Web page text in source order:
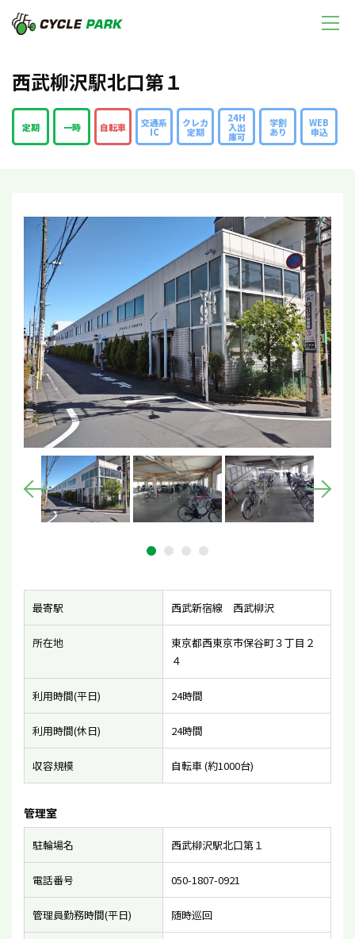
西武柳沢駅北口第１
定期 一時 自転車 交通系
IC
クレカ
定期
24H
入出
庫可
学割
あり
WEB
申込
最寄駅 西武新宿線 西武柳沢
所在地
東京都西東京市保谷町３丁目２
４
利用時間(平日) 24時間
利用時間(休日) 24時間
収容規模 自転車 (約1000台)
管理室
駐輪場名 西武柳沢駅北口第１
電話番号 050-1807-0921
管理員勤務時間(平日) 随時巡回